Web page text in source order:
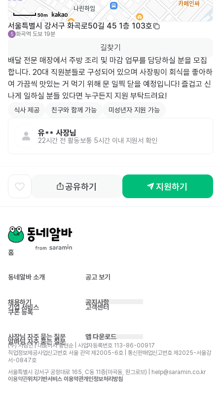
50m
서울특별시 강서구 화곡로50길 45 1층 103호
5 화곡역 도보 19분
길찾기
배달 전문 매장에서 주방 조리 및 마감 업무를 담당하실 분을 모집
합니다. 20대 직원분들로 구성되어 있으며 사장핑이 회식을 좋아하
여 가끔씩 맛있는 거 먹기 위해 문 일찍 닫을 예정입니다! 즐겁고 신
나게 일하실 분들 있다면 누구든지 지원 부탁드려요!
식사 제공 친구와 함께 가능 미성년자 지원 가능
유** 사장님
22시간 전 활동보통 5시간 이내 지원서 확인
공유하기 지원하기
홈
동네알바 소개 공고 보기
채용하기
기업 서비스
쿠폰 등록
공지사항
고객센터
사장님 자주 묻는 질문
알바님 자주 묻는 질문
앱 다운로드
(주) 사람인 | 대표이사 황현순 | 사업자등록번호 113-86-00917
직업정보제공사업신고번호 서울 관악 제2005-6호 | 통신판매업신고번호 제2025-서울강
서-0847호
서울특별시 강서구 공항대로 165, C동 11층(마곡동, 원그로브) | help@saramin.co.kr
이용약관위치기반서비스 이용약관개인정보처리방침